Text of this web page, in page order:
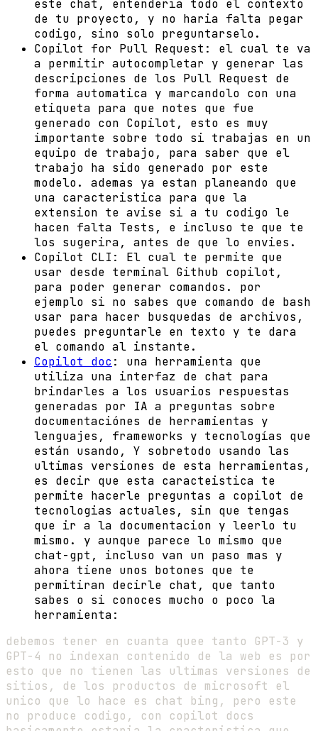
este chat, entenderia todo el contexto
de tu proyecto, y no haria falta pegar
codigo, sino solo preguntarselo.
Copilot for Pull Request: el cual te va
a permitir autocompletar y generar las
descripciones de los Pull Request de
forma automatica y marcandolo con una
etiqueta para que notes que fue
generado con Copilot, esto es muy
importante sobre todo si trabajas en un
equipo de trabajo, para saber que el
trabajo ha sido generado por este
modelo. ademas ya estan planeando que
una caracteristica para que la
extension te avise si a tu codigo le
hacen falta Tests, e incluso te que te
los sugerira, antes de que lo envies.
Copilot CLI: El cual te permite que
usar desde terminal Github copilot,
para poder generar comandos. por
ejemplo si no sabes que comando de bash
usar para hacer busquedas de archivos,
puedes preguntarle en texto y te dara
el comando al instante.
Copilot doc : una herramienta que
utiliza una interfaz de chat para
brindarles a los usuarios respuestas
generadas por IA a preguntas sobre
documentaciónes de herramientas y
lenguajes, frameworks y tecnologías que
están usando, Y sobretodo usando las
ultimas versiones de esta herramientas,
es decir que esta caracteistica te
permite hacerle preguntas a copilot de
tecnologias actuales, sin que tengas
que ir a la documentacion y leerlo tu
mismo. y aunque parece lo mismo que
chat-gpt, incluso van un paso mas y
ahora tiene unos botones que te
permitiran decirle chat, que tanto
sabes o si conoces mucho o poco la
herramienta:
debemos tener en cuanta quee tanto GPT-3 y
GPT-4 no indexan contenido de la web es por
esto que no tienen las ultimas versiones de
sitios, de los productos de microsoft el
unico que lo hace es chat bing, pero este
no produce codigo, con copilot docs